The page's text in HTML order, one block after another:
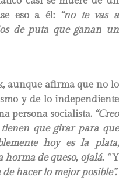
eso a él: “no te vas a
de puta que ganan un
aunque afirma que no lo
y de lo independiente
persona socialista. “Creo
que girar para que
hoy es la plata,
de queso, ojalá. “Y
hacer lo mejor posible”.